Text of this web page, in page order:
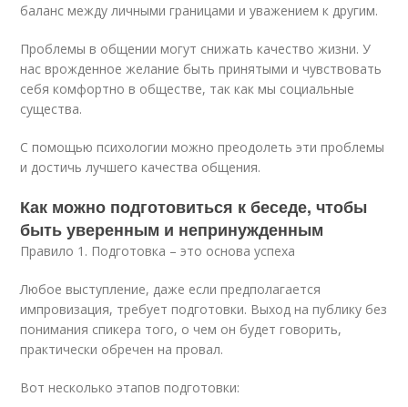
баланс между личными границами и уважением к другим.
Проблемы в общении могут снижать качество жизни. У
нас врожденное желание быть принятыми и чувствовать
себя комфортно в обществе, так как мы социальные
существа.
С помощью психологии можно преодолеть эти проблемы
и достичь лучшего качества общения.
Как можно подготовиться к беседе, чтобы
быть уверенным и непринужденным
Правило 1. Подготовка – это основа успеха
Любое выступление, даже если предполагается
импровизация, требует подготовки. Выход на публику без
понимания спикера того, о чем он будет говорить,
практически обречен на провал.
Вот несколько этапов подготовки: